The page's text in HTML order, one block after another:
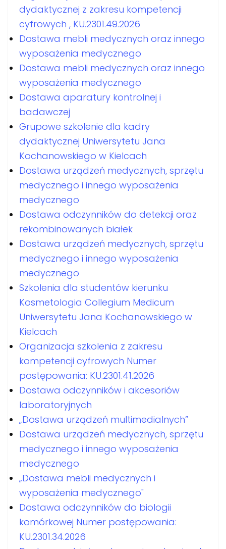
dydaktycznej z zakresu kompetencji
cyfrowych , KU.2301.49.2026
Dostawa mebli medycznych oraz innego
wyposażenia medycznego
Dostawa mebli medycznych oraz innego
wyposażenia medycznego
Dostawa aparatury kontrolnej i
badawczej
Grupowe szkolenie dla kadry
dydaktycznej Uniwersytetu Jana
Kochanowskiego w Kielcach
Dostawa urządzeń medycznych, sprzętu
medycznego i innego wyposażenia
medycznego
Dostawa odczynników do detekcji oraz
rekombinowanych białek
Dostawa urządzeń medycznych, sprzętu
medycznego i innego wyposażenia
medycznego
Szkolenia dla studentów kierunku
Kosmetologia Collegium Medicum
Uniwersytetu Jana Kochanowskiego w
Kielcach
Organizacja szkolenia z zakresu
kompetencji cyfrowych Numer
postępowania: KU.2301.41.2026
Dostawa odczynników i akcesoriów
laboratoryjnych
„Dostawa urządzeń multimedialnych”
Dostawa urządzeń medycznych, sprzętu
medycznego i innego wyposażenia
medycznego
„Dostawa mebli medycznych i
wyposażenia medycznego"
Dostawa odczynników do biologii
komórkowej Numer postępowania:
KU.2301.34.2026